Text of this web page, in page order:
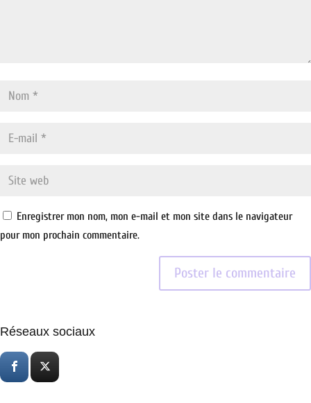
Enregistrer mon nom, mon e-mail et mon site dans le navigateur
pour mon prochain commentaire.
Réseaux sociaux